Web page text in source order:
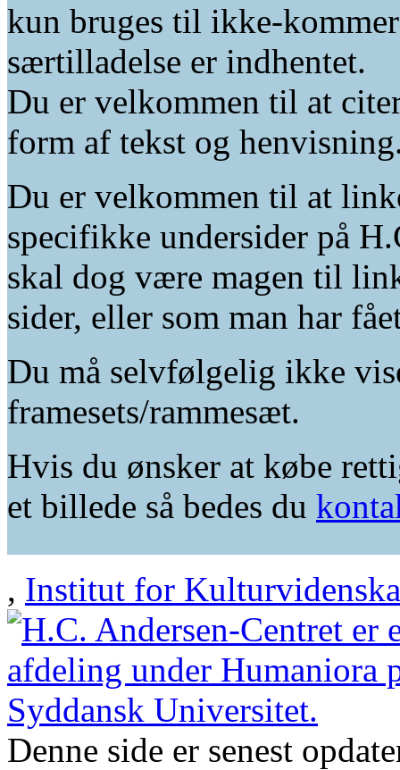
kun bruges til ikke-
særtilladelse er indhentet.
Du er velkommen til at
form af tekst og
Du er velkommen til at
specifikke undersider på
skal dog være magen til
sider, eller som man har
Du må selvfølgelig ikke
framesets/rammesæt.
Hvis du ønsker at købe
et billede så bedes du
, Institut for
Denne side er senest